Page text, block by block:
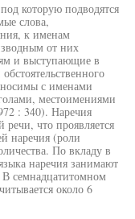
которую подводятся
слова,
к именам
от них
и выступающие в
с именами
местоимениями
: 340). Наречия
речи, что проявляется
наречия (роли
По вкладу в
наречия занимают
В семнадцатитомном
около 6